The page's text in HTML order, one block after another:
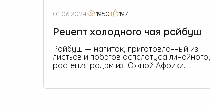
01.06.2024 1950 197
Рецепт холодного чая ройбуш
Ройбуш — напиток, приготовленный из
листьев и побегов аспалатуса линейного,
растения родом из Южной Африки.